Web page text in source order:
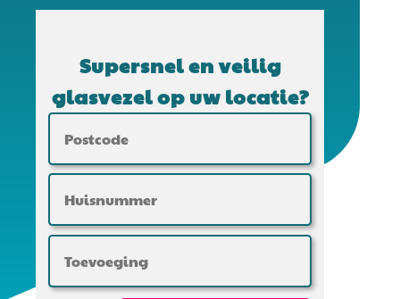
Supersnel en veilig
glasvezel op uw locatie?